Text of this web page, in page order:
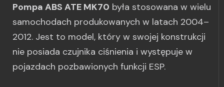
Pompa ABS ATE MK70 była stosowana w wielu
samochodach produkowanych w latach 2004–
2012. Jest to model, który w swojej konstrukcji
nie posiada czujnika ciśnienia i występuje w
pojazdach pozbawionych funkcji ESP.